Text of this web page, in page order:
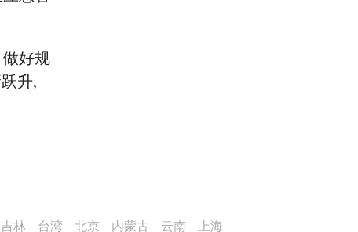
好规
升,
上海
云南
内蒙古
北京
台湾
吉林